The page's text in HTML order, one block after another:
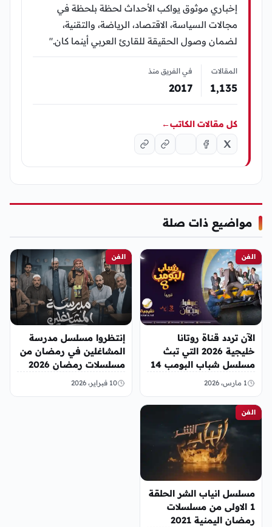
إخباري موثوق يواكب الأحداث لحظة بلحظة في
مجالات السياسة، الاقتصاد، الرياضة، والتقنية،
لضمان وصول الحقيقة للقارئ العربي أينما كان."
المقالات
1٬135
في الفريق منذ
2017
كل مقالات الكاتب←
مواضيع ذات صلة
الفن
الآن تردد قناة روتانا
خليجية 2026 التي تبث
مسلسل شباب البومب 14
1 مارس، 2026
الفن
إنتظروا مسلسل مدرسة
المشاغلين في رمضان من
مسلسلات رمضان 2026
اليمن
10 فبراير، 2026
الفن
مسلسل انياب الشر الحلقة
1 الاولى من مسلسلات
رمضان اليمنية 2021